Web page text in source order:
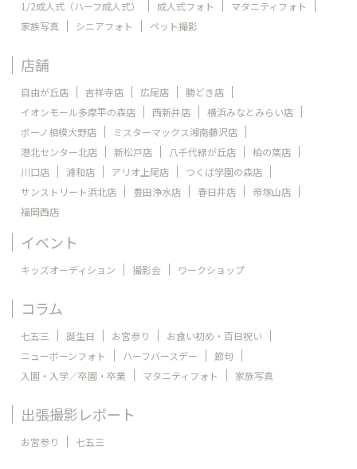
1/2成人式（ハーフ成人式）
成人式フォト
マタニティフォト
家族写真
シニアフォト ペット撮影
店舗
自由が丘店 吉祥寺店 広尾店
勝どき店
イオンモール多摩平の森店
西新井店
横浜みなとみらい店
ボーノ相模大野店
ミスターマックス湘南藤沢店
港北センター北店
新松戸店 八千代緑が丘店
柏の葉店
川口店
浦和店 アリオ上尾店
つくば学園の森店
サンストリート浜北店
豊田浄水店 春日井店
帝塚山店
福岡西店
イベント
キッズオーディション 撮影会 ワークショップ
コラム
七五三 誕生日 お宮参り
お食い初め・百日祝い
ニューボーンフォト
ハーフバースデー
節句
入園・入学／卒園・卒業
マタニティフォト 家族写真
出張撮影レポート
お宮参り 七五三